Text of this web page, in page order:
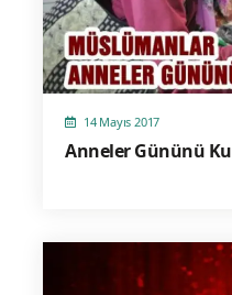
14 Mayıs 2017
Anneler Gününü